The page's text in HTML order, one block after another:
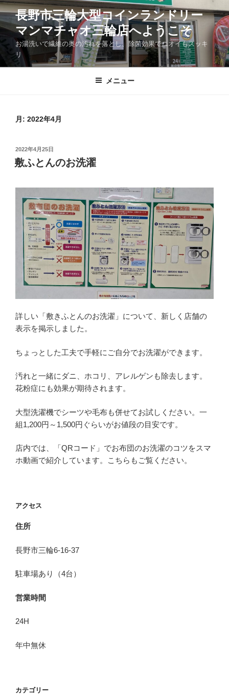
コ
ン
テ
ン
ツ
へ
長野市三輪大型コインランドリー
マンマチャオ三輪店へようこそ
お湯洗いで繊維の奥の汚れを落とし、除菌効果でニオイもスッキ
リ
メニュー
月: 2022年4月
投
稿
日:
2022年4月25日
敷ふとんのお洗濯
詳しい「敷きふとんのお洗濯」について、新しく店舗の
表示を掲示しました。
ちょっとした工夫で手軽にご自分でお洗濯ができます。
汚れと一緒にダニ、ホコリ、アレルゲンも除去します。
花粉症にも効果が期待されます。
大型洗濯機でシーツや毛布も併せてお試しください。一
組1,200円～1,500円ぐらいがお値段の目安です。
店内では、「QRコード」でお布団のお洗濯のコツをスマ
ホ動画で紹介しています。こちらもご覧ください。
アクセス
住所
長野市三輪6-16-37
駐車場あり（4台）
営業時間
24H
年中無休
カテゴリー